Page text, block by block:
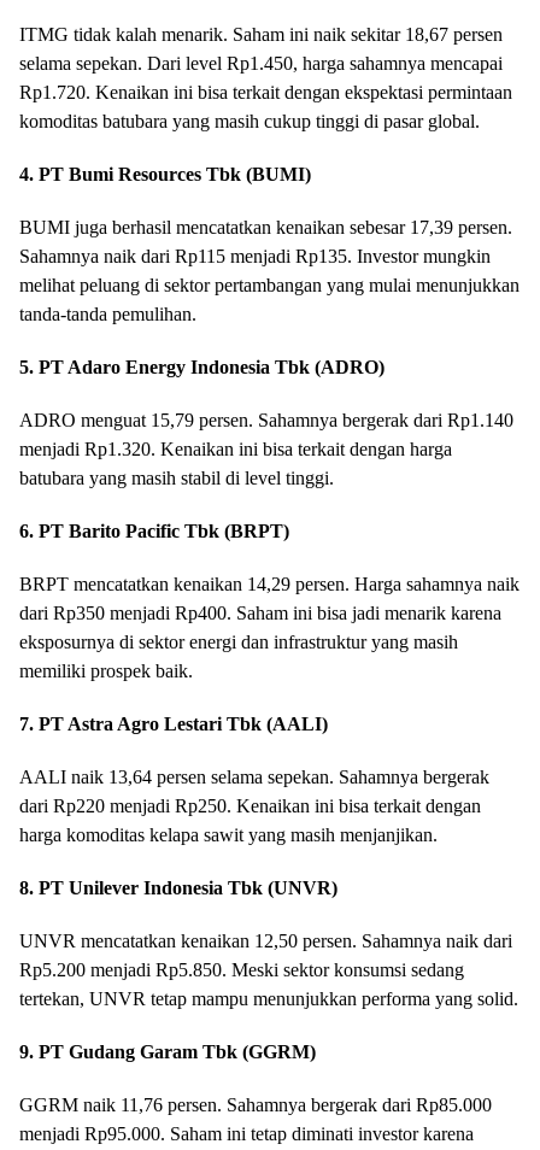
ITMG tidak kalah menarik. Saham ini naik sekitar 18,67 persen
selama sepekan. Dari level Rp1.450, harga sahamnya mencapai
Rp1.720. Kenaikan ini bisa terkait dengan ekspektasi permintaan
komoditas batubara yang masih cukup tinggi di pasar global.
4. PT Bumi Resources Tbk (BUMI)
BUMI juga berhasil mencatatkan kenaikan sebesar 17,39 persen.
Sahamnya naik dari Rp115 menjadi Rp135. Investor mungkin
melihat peluang di sektor pertambangan yang mulai menunjukkan
tanda-tanda pemulihan.
5. PT Adaro Energy Indonesia Tbk (ADRO)
ADRO menguat 15,79 persen. Sahamnya bergerak dari Rp1.140
menjadi Rp1.320. Kenaikan ini bisa terkait dengan harga
batubara yang masih stabil di level tinggi.
6. PT Barito Pacific Tbk (BRPT)
BRPT mencatatkan kenaikan 14,29 persen. Harga sahamnya naik
dari Rp350 menjadi Rp400. Saham ini bisa jadi menarik karena
eksposurnya di sektor energi dan infrastruktur yang masih
memiliki prospek baik.
7. PT Astra Agro Lestari Tbk (AALI)
AALI naik 13,64 persen selama sepekan. Sahamnya bergerak
dari Rp220 menjadi Rp250. Kenaikan ini bisa terkait dengan
harga komoditas kelapa sawit yang masih menjanjikan.
8. PT Unilever Indonesia Tbk (UNVR)
UNVR mencatatkan kenaikan 12,50 persen. Sahamnya naik dari
Rp5.200 menjadi Rp5.850. Meski sektor konsumsi sedang
tertekan, UNVR tetap mampu menunjukkan performa yang solid.
9. PT Gudang Garam Tbk (GGRM)
GGRM naik 11,76 persen. Sahamnya bergerak dari Rp85.000
menjadi Rp95.000. Saham ini tetap diminati investor karena